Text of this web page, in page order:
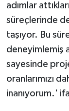
adımlar
süreçlerinde
taşıyor. Bu
deneyimlemiş
sayesinde proje
oranlarımızı
inanıyorum.'